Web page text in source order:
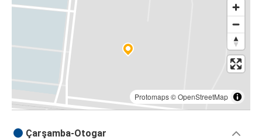
Protomaps©OpenStreetMap
Çarşamba-Otogar